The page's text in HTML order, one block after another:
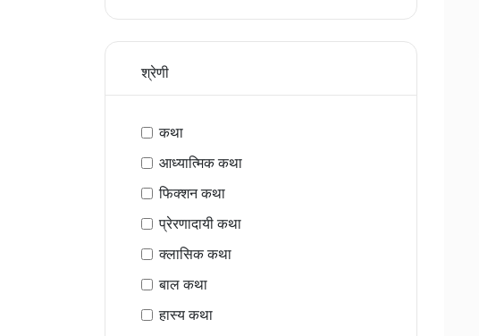
श्रेणी
कथा
आध्यात्मिक कथा
फिक्शन कथा
प्रेरणादायी कथा
क्लासिक कथा
बाल कथा
हास्य कथा